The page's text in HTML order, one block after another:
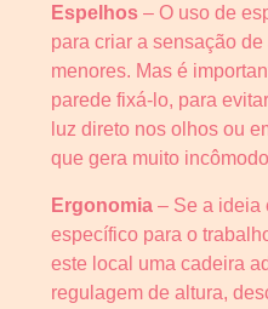
Espelhos – O uso de
para criar a sensação
menores. Mas é
parede fixá-lo, para
luz direto nos olhos ou
que gera muito
Ergonomia – Se a ideia
específico para o
este local uma cadeira
regulagem de altura,